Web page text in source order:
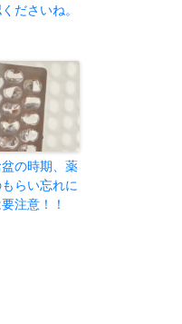
ださいね。
盆の時期、薬
らい忘れに
注意！！